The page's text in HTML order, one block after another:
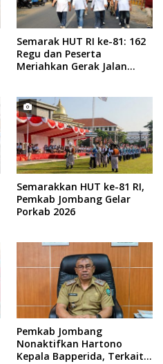
Semarak HUT RI ke-81: 162
Regu dan Peserta
Meriahkan Gerak Jalan
Semarakkan HUT ke-81 RI,
Pemkab Jombang Gelar
Porkab 2026
Pemkab Jombang
Nonaktifkan Hartono
Kepala Bapperida, Terkait